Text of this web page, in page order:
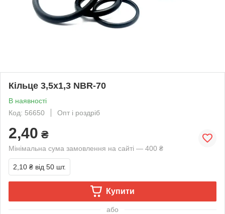
Кільце 3,5х1,3 NBR-70
В наявності
Код: 56650
Опт і роздріб
2,40 ₴
Мінімальна сума замовлення на сайті — 400 ₴
2,10 ₴ від 50 шт.
Купити
або